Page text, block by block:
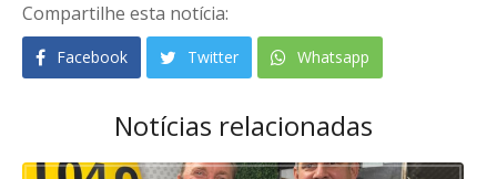
Compartilhe esta notícia:
Facebook Twitter Whatsapp
Notícias relacionadas